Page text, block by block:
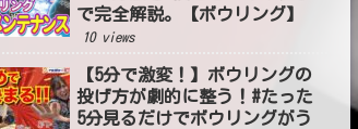
で完全解説。【ボウリング】
10 views
【5分で激変！】ボウリングの
投げ方が劇的に整う！#たった
5分見るだけでボウリングがう